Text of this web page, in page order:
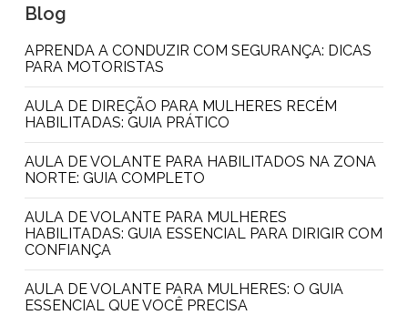
Blog
APRENDA A CONDUZIR COM SEGURANÇA: DICAS
PARA MOTORISTAS
AULA DE DIREÇÃO PARA MULHERES RECÉM
HABILITADAS: GUIA PRÁTICO
AULA DE VOLANTE PARA HABILITADOS NA ZONA
NORTE: GUIA COMPLETO
AULA DE VOLANTE PARA MULHERES
HABILITADAS: GUIA ESSENCIAL PARA DIRIGIR COM
CONFIANÇA
AULA DE VOLANTE PARA MULHERES: O GUIA
ESSENCIAL QUE VOCÊ PRECISA